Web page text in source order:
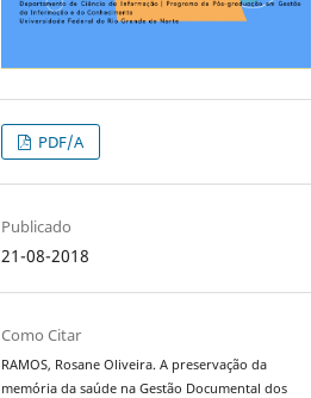
PDF/A
Publicado
21-08-2018
Como Citar
RAMOS, Rosane Oliveira. A preservação da
memória da saúde na Gestão Documental dos